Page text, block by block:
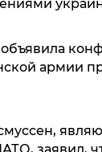
армии